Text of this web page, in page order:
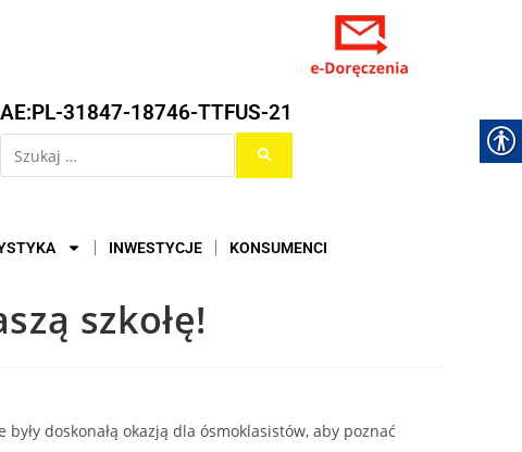
AE:PL-31847-18746-TTFUS-21
INWESTYCJE KONSUMENCI
szkołę!
doskonałą okazją dla ósmoklasistów, aby poznać